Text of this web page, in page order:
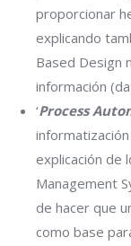
proporcionar
explicando
Based Design
información
‘Process
explicación de
Management
de hacer que
como base